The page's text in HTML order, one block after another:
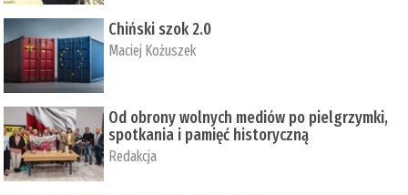
Chiński szok 2.0
Maciej Kożuszek
Od obrony wolnych mediów po pielgrzymki,
spotkania i pamięć historyczną
Redakcja